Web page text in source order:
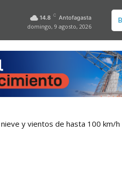
14.8 C Antofagasta
domingo, 9 agosto, 2026
y vientos de hasta 100 km/h